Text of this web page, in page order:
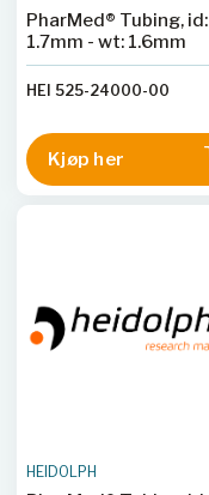
PharMed® Tubing, id:
1.7mm - wt: 1.6mm
HEI 525-24000-00
Kjøp her
HEIDOLPH